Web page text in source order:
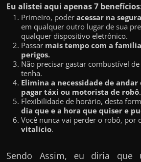
Eu alistei aqui apenas 7
Primeiro, poderacessar na
em qualquer outro lugar de sua
qualquer dispositivo eletrônico.
Passar mais tempo com a
perigos.
Não precisar gastar combustível
tenha.
Elimina a necessidade de
pagar táxi ou motorista de robô.
Flexibilidade de horário, desta
dia que e a hora que quiser e
Você nunca vai perder o robô, por
vitalício.
Sendo Assim, eu diria que